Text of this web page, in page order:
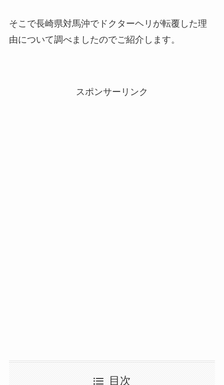
そこで長崎県対馬沖でドクターヘリが転覆した理
由について調べましたのでご紹介します。
スポンサーリンク
目次